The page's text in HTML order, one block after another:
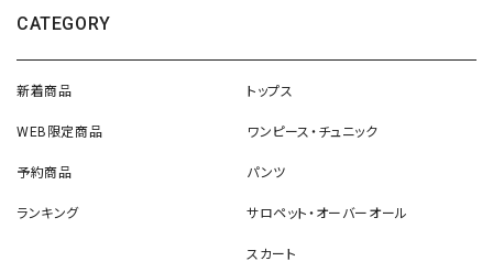
CATEGORY
新着商品
WEB限定商品
予約商品
ランキング
トップス
ワンピース・チュニック
パンツ
サロペット・オーバーオール
スカート